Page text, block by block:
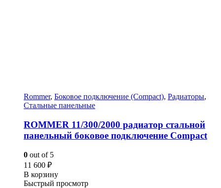
Rommer, Боковое подключение (Compact), Радиаторы,
Стальные панельные
ROMMER 11/300/2000 радиатор стальной
панельный боковое подключение Compact
0 out of 5
11 600 ₽
В корзину
Быстрый просмотр